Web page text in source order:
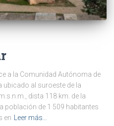
a la Comunidad Autónoma de
ubicado al suroeste de la
dista 118 km. de la
población de 1 509 habitantes
en
Leer más…